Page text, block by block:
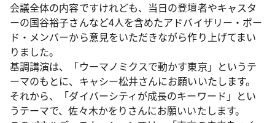
会議全体の内容ですけれども、当日の登壇者やキャスタ
ーの国谷裕子さんなど4人を含めたアドバイザリー・ボー
ド・メンバーから意見をいただきながら作り上げてまい
りました。
基調講演は、「ウーマノミクスで動かす東京」というテ
ーマのもとに、キャシー松井さんにお願いいたします。
それから、「ダイバーシティが成長のキーワード」とい
うテーマで、佐々木かをりさんにお願いいたします。